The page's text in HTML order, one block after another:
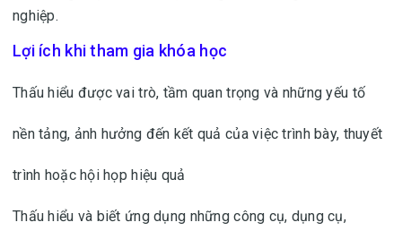
nghiệp.
Lợi ích khi tham gia khóa học
Thấu hiểu được vai trò, tầm quan trọng và những yếu tố
nền tảng, ảnh hưởng đến kết quả của việc trình bày, thuyết
trình hoặc hội họp hiệu quả
Thấu hiểu và biết ứng dụng những công cụ, dụng cụ,